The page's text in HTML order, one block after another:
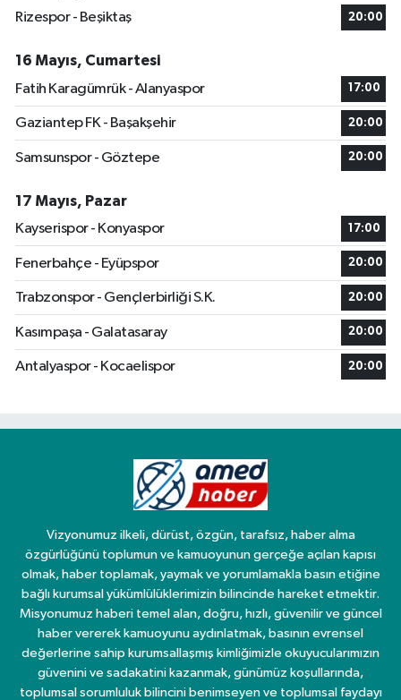
Rizespor - Beşiktaş
20:00
16 Mayıs, Cumartesi
Fatih Karagümrük - Alanyaspor
17:00
Gaziantep FK - Başakşehir 20:00
Samsunspor - Göztepe 20:00
17 Mayıs, Pazar
Kayserispor - Konyaspor
17:00
Fenerbahçe - Eyüpspor 20:00
Trabzonspor - Gençlerbirliği S.K. 20:00
Kasımpaşa - Galatasaray 20:00
Antalyaspor - Kocaelispor 20:00
Vizyonumuz ilkeli, dürüst, özgün, tarafsız, haber alma
özgürlüğünü toplumun ve kamuoyunun gerçeğe açılan kapısı
olmak, haber toplamak, yaymak ve yorumlamakla basın etiğine
bağlı kurumsal yükümlülüklerimizin bilincinde hareket etmektir.
Misyonumuz haberi temel alan, doğru, hızlı, güvenilir ve güncel
haber vererek kamuoyunu aydınlatmak, basının evrensel
değerlerine sahip kurumsallaşmış kimliğimizle okuyucularımızın
güvenini ve sadakatini kazanmak, günümüz koşullarında,
toplumsal sorumluluk bilincini benimseyen ve toplumsal faydayı